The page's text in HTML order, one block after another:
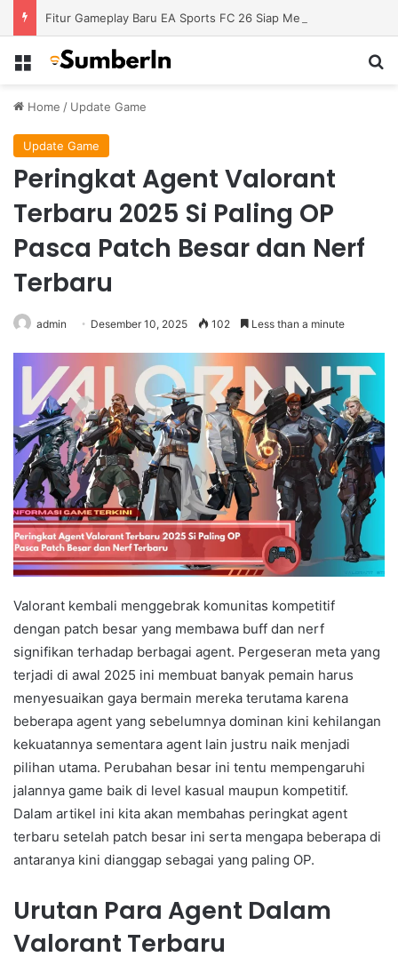
Menu
Home / Update Game
Update Game
Peringkat Agent Valorant
Terbaru 2025 Si Paling OP
Pasca Patch Besar dan Nerf
Terbaru
admin Desember 10, 2025 102 Less than a minute
Valorant kembali menggebrak komunitas kompetitif
dengan patch besar yang membawa buff dan nerf
signifikan terhadap berbagai agent. Pergeseran meta yang
terjadi di awal 2025 ini membuat banyak pemain harus
menyesuaikan gaya bermain mereka terutama karena
beberapa agent yang sebelumnya dominan kini kehilangan
kekuatannya sementara agent lain justru naik menjadi
pilihan utama. Perubahan besar ini tentu mempengaruhi
jalannya game baik di level kasual maupun kompetitif.
Dalam artikel ini kita akan membahas peringkat agent
terbaru setelah patch besar ini serta mengapa beberapa di
antaranya kini dianggap sebagai yang paling OP.
Urutan Para Agent Dalam
Valorant Terbaru